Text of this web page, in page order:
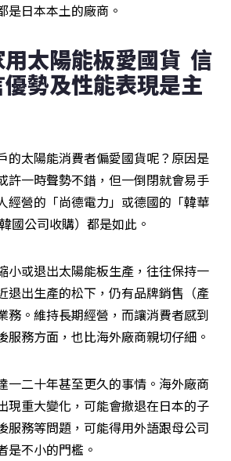
是日本本土的廠商。
太陽能板愛國貨  信
勢及性能表現是主
的太陽能消費者偏愛國貨呢？原因是
許一時聲勢不錯，但一倒閉就會易手
經營的「尚德電力」或德國的「韓華
國公司收購）都是如此。
小或退出太陽能板生產，往往保持一
退出生產的松下，仍有品牌銷售（產
務。維持長期經營，而讓消費者感到
服務方面，也比海外廠商親切仔細。
一二十年甚至更久的事情。海外廠商
現重大變化，可能會撤退在日本的子
服務等問題，可能得用外語跟母公司
是不小的門檻。